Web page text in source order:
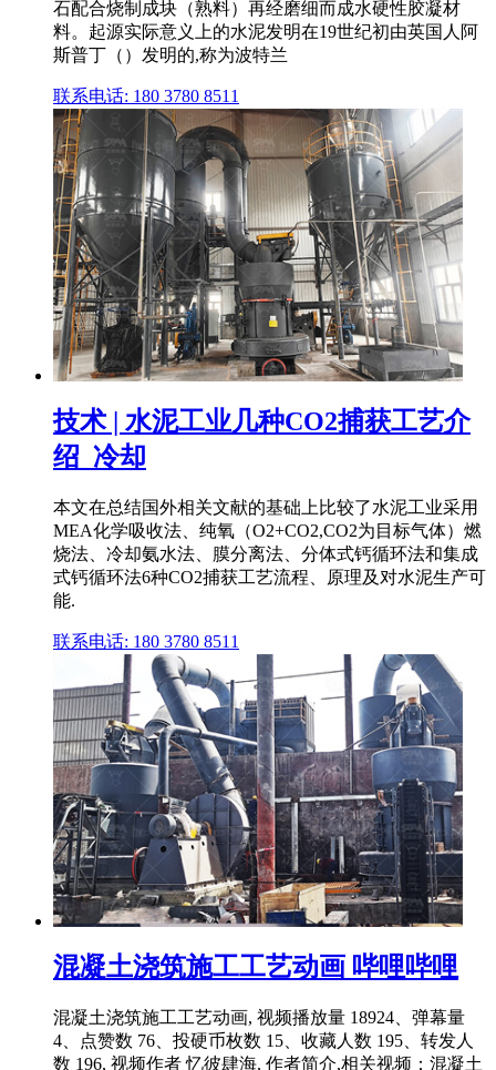
石配合烧制成块（熟料）再经磨细而成水硬性胶凝材
料。起源实际意义上的水泥发明在19世纪初由英国人阿
斯普丁（）发明的,称为波特兰
联系电话: 180 3780 8511
技术 | 水泥工业几种CO2捕获工艺介
绍_冷却
本文在总结国外相关文献的基础上比较了水泥工业采用
MEA化学吸收法、纯氧（O2+CO2,CO2为目标气体）燃
烧法、冷却氨水法、膜分离法、分体式钙循环法和集成
式钙循环法6种CO2捕获工艺流程、原理及对水泥生产可
能.
联系电话: 180 3780 8511
混凝土浇筑施工工艺动画 哔哩哔哩
混凝土浇筑施工工艺动画, 视频播放量 18924、弹幕量
4、点赞数 76、投硬币枚数 15、收藏人数 195、转发人
数 196, 视频作者 忆彼肆海, 作者简介,相关视频：混凝土